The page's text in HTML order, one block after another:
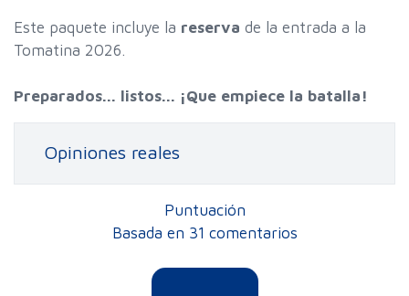
Este paquete incluye la reserva de la entrada a la
Tomatina 2026.
Preparados... listos... ¡Que empiece la batalla!
Opiniones reales
Puntuación
Basada en 31 comentarios